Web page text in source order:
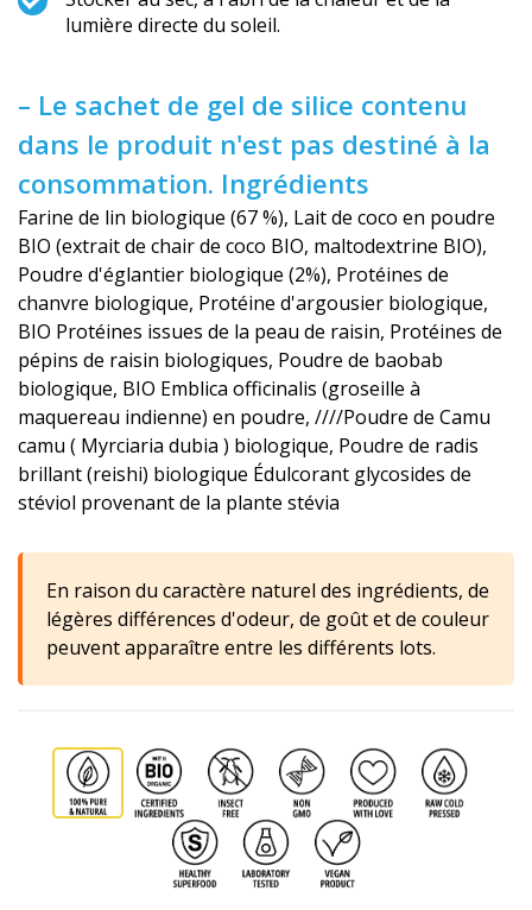
lumière directe du soleil.
– Le sachet de gel de silice contenu
dans le produit n'est pas destiné à la
consommation. Ingrédients
Farine de lin biologique (67 %), Lait de coco en poudre
BIO (extrait de chair de coco BIO, maltodextrine BIO),
Poudre d'églantier biologique (2%), Protéines de
chanvre biologique, Protéine d'argousier biologique,
BIO Protéines issues de la peau de raisin, Protéines de
pépins de raisin biologiques, Poudre de baobab
biologique, BIO Emblica officinalis (groseille à
maquereau indienne) en poudre, ////Poudre de Camu
camu ( Myrciaria dubia ) biologique, Poudre de radis
brillant (reishi) biologique Édulcorant glycosides de
stéviol provenant de la plante stévia
En raison du caractère naturel des ingrédients, de
légères différences d'odeur, de goût et de couleur
peuvent apparaître entre les différents lots.